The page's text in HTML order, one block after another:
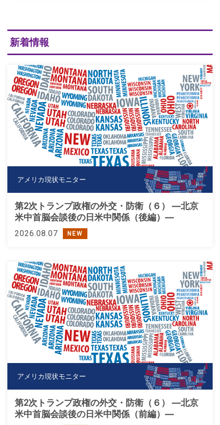
新着情報
2026.08.07 NEW
第2次トランプ政権の外交・防衛（６） ―北京
米中首脳会談後の日米中関係（後編）―
アメリカ現状モニター
第2次トランプ政権の外交・防衛（６） ―北京
米中首脳会談後の日米中関係（前編）―
アメリカ現状モニター